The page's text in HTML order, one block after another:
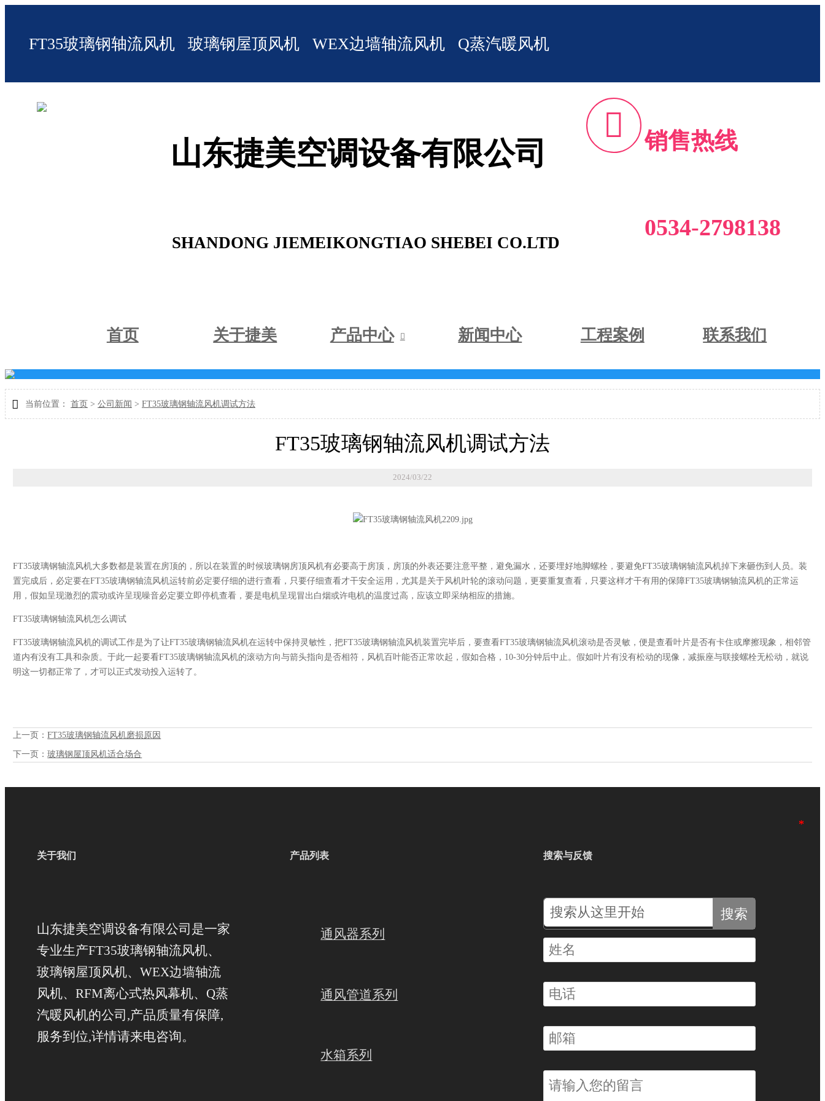
FT35玻璃钢轴流风机 玻璃钢屋顶风机 WEX边墙轴流风机 Q蒸汽暖风机
山东捷美空调设备有限公司
SHANDONG JIEMEIKONGTIAO SHEBEI CO.LTD
 销售热线
0534-2798138
首页 关于捷美 产品中心  新闻中心 工程案例 联系我们
 当前位置： 首页 > 公司新闻 > FT35玻璃钢轴流风机调试方法
FT35玻璃钢轴流风机调试方法
2024/03/22
FT35玻璃钢轴流风机大多数都是装置在房顶的，所以在装置的时候玻璃钢房顶风机有必要高于房顶，房顶的外表还要注意平整，避免漏水，还要埋好地脚螺栓，要避免FT35玻璃钢轴流风机掉下来砸伤到人员。装
置完成后，必定要在FT35玻璃钢轴流风机运转前必定要仔细的进行查看，只要仔细查看才干安全运用，尤其是关于风机叶轮的滚动问题，更要重复查看，只要这样才干有用的保障FT35玻璃钢轴流风机的正常运
用，假如呈现激烈的震动或许呈现噪音必定要立即停机查看，要是电机呈现冒出白烟或许电机的温度过高，应该立即采纳相应的措施。
FT35玻璃钢轴流风机怎么调试
FT35玻璃钢轴流风机的调试工作是为了让FT35玻璃钢轴流风机在运转中保持灵敏性，把FT35玻璃钢轴流风机装置完毕后，要查看FT35玻璃钢轴流风机滚动是否灵敏，便是查看叶片是否有卡住或摩擦现象，相邻管
道内有没有工具和杂质。于此一起要看FT35玻璃钢轴流风机的滚动方向与箭头指向是否相符，风机百叶能否正常吹起，假如合格，10-30分钟后中止。假如叶片有没有松动的现像，减振座与联接螺栓无松动，就说
明这一切都正常了，才可以正式发动投入运转了。
上一页：FT35玻璃钢轴流风机磨损原因
下一页：玻璃钢屋顶风机适合场合
关于我们
山东捷美空调设备有限公司是一家
专业生产FT35玻璃钢轴流风机、
玻璃钢屋顶风机、WEX边墙轴流
风机、RFM离心式热风幕机、Q蒸
汽暖风机的公司,产品质量有保障,
服务到位,详情请来电咨询。
产品列表
通风器系列
通风管道系列
水箱系列
搜索与反馈
搜索